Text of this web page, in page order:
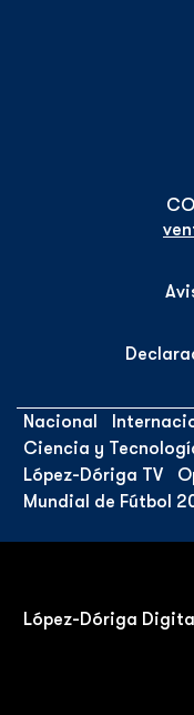
Nacional
Ciencia y
López-Dóriga TV
Mundial de Fútbol
López-Dóriga